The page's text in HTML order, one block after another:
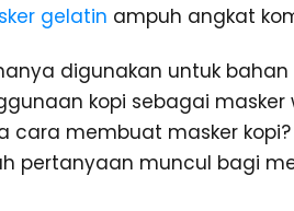
gelatin ampuh angkat
digunakan untuk
kopi sebagai
cara membuat masker
pertanyaan muncul bagi